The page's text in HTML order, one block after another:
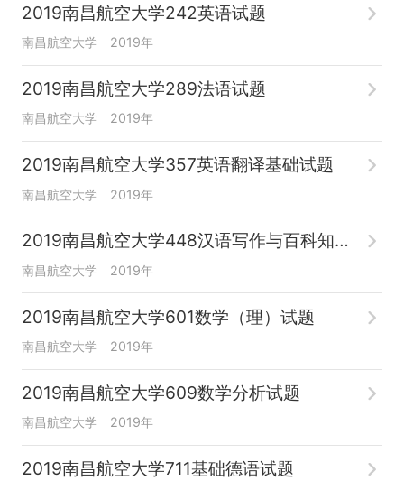
2019南昌航空大学242英语试题
南昌航空大学 2019年
2019南昌航空大学289法语试题
南昌航空大学 2019年
2019南昌航空大学357英语翻译基础试题
南昌航空大学 2019年
2019南昌航空大学448汉语写作与百科知识试题
南昌航空大学 2019年
2019南昌航空大学601数学（理）试题
南昌航空大学 2019年
2019南昌航空大学609数学分析试题
南昌航空大学 2019年
2019南昌航空大学711基础德语试题